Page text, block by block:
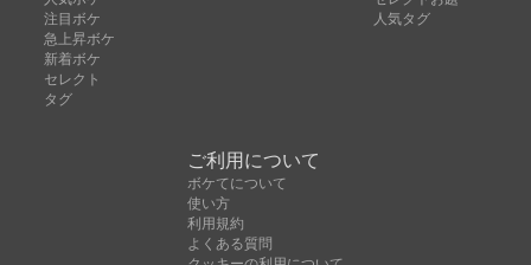
注目ボケ
急上昇ボケ
新着ボケ
セレクト
タグ
人気タグ
ご利用について
ボケてについて
使い方
利用規約
よくある質問